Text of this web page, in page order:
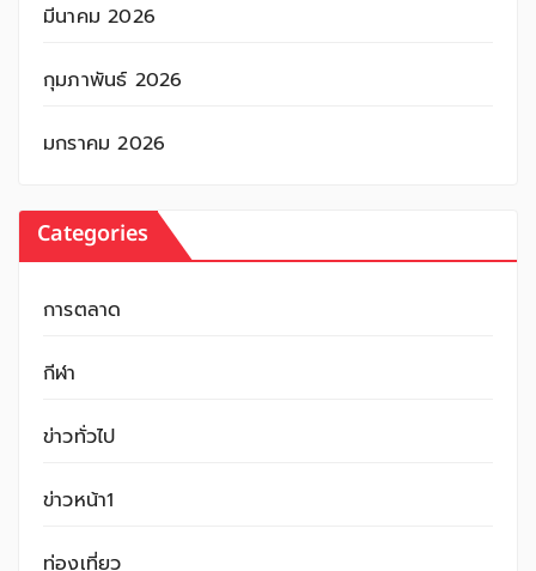
มีนาคม 2026
กุมภาพันธ์ 2026
มกราคม 2026
Categories
การตลาด
กีฬา
ข่าวทั่วไป
ข่าวหน้า1
ท่องเที่ยว